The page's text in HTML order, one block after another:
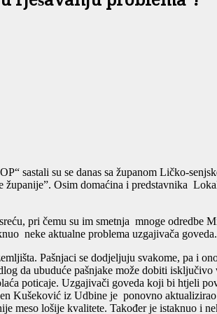
sastali su se danas sa županom Ličko-
Osim domaćina i predstavnika
pri čemu su im smetnja mnoge
neke aktualne problema uzgajivača goveda.
Pašnjaci se dodjeljuju svakome, pa i
da ubuduće pašnjake može dobiti
poticaje. Uzgajivači goveda koji bi htjeli
Kušeković iz Udbine je ponovno
meso lošije kvalitete. Također je istaknuo i